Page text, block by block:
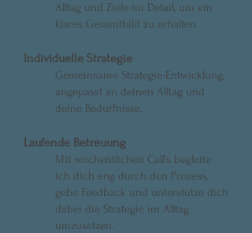
Alltag und Ziele im Detail, um ein
klares Gesamtbild zu erhalten.
Individuelle Strategie
Gemeinsame Strategie-Entwicklung,
angepasst an deinen Alltag und
deine Bedürfnisse.
Laufende Betreuung
Mit wöchentlichen Call's begleite
ich dich eng durch den Prozess,
gebe Feedback und unterstütze dich
dabei die Strategie im Alltag
umzusetzen.